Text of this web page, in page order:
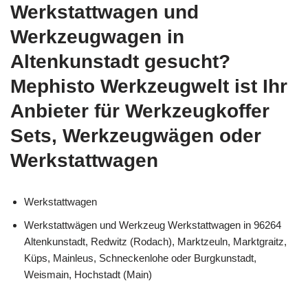
Werkstattwagen und
Werkzeugwagen in
Altenkunstadt gesucht?
Mephisto Werkzeugwelt ist Ihr
Anbieter für Werkzeugkoffer
Sets, Werkzeugwägen oder
Werkstattwagen
Werkstattwagen
Werkstattwägen und Werkzeug Werkstattwagen in 96264
Altenkunstadt, Redwitz (Rodach), Marktzeuln, Marktgraitz,
Küps, Mainleus, Schneckenlohe oder Burgkunstadt,
Weismain, Hochstadt (Main)